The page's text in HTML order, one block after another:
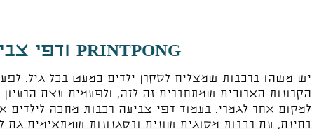
יש משהו ברכבות שמצליח לסקרן ילדים כמעט בכל גיל.
הקרונות הארוכים שמתחברים זה לזה, ולפעמים עצם
למקום אחר לגמרי. בעמוד דפי צביעה רכבות מחכה לילדים
בחינם, עם רכבות מסוגים שונים ובסגנונות שמתאימים גם
PRINTPONG ודפי צביעה רכבות